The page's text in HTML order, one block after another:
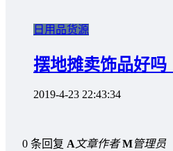
日用品货源
摆地摊卖饰品好吗
2019-4-23 22:43:34
0 条回复 A文章作者 M管理员